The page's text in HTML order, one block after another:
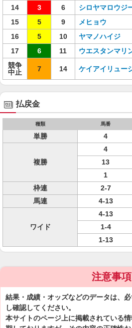
14
3 6 シロヤマロウジ
15
5 9 メヒョウ
16
5 10 ヤマノハイジ
17
6 11 ウエスタンマリ
競争
中止
7 14 ケイアイリュー
払戻金
種類 馬番
単勝 4
複勝
4
13
1
枠連
2-7
馬連
4-13
ワイド
4-13
1-4
1-13
注意事項
結果・成績・オッズなどのデータは、
し確認してください。
本サイトのページ上に掲載されている